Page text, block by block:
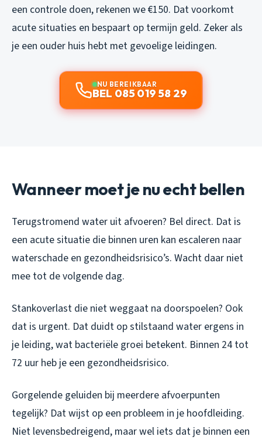
een controle doen, rekenen we €150. Dat voorkomt
acute situaties en bespaart op termijn geld. Zeker als
je een ouder huis hebt met gevoelige leidingen.
NU BEREIKBAAR
BEL 085 019 58 29
Wanneer moet je nu echt bellen
Terugstromend water uit afvoeren? Bel direct. Dat is
een acute situatie die binnen uren kan escaleren naar
waterschade en gezondheidsrisico’s. Wacht daar niet
mee tot de volgende dag.
Stankoverlast die niet weggaat na doorspoelen? Ook
dat is urgent. Dat duidt op stilstaand water ergens in
je leiding, wat bacteriële groei betekent. Binnen 24 tot
72 uur heb je een gezondheidsrisico.
Gorgelende geluiden bij meerdere afvoerpunten
tegelijk? Dat wijst op een probleem in je hoofdleiding.
Niet levensbedreigend, maar wel iets dat je binnen een